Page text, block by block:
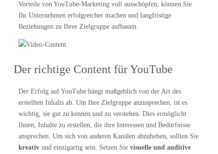
Vorteile von YouTube-Marketing voll ausschöpfen, können Sie
Ihr Unternehmen erfolgreicher machen und langfristige
Beziehungen zu Ihrer Zielgruppe aufbauen.
Der richtige Content für YouTube
Der Erfolg auf YouTube hängt maßgeblich von der Art des
erstellten Inhalts ab. Um Ihre Zielgruppe anzusprechen, ist es
wichtig, sie gut zu kennen und zu verstehen. Dies ermöglicht
Ihnen, Inhalte zu erstellen, die ihre Interessen und Bedürfnisse
ansprechen. Um sich von anderen Kanälen abzuheben, sollten Sie
kreativ und einzigartig sein. Setzen Sie visuelle und auditive